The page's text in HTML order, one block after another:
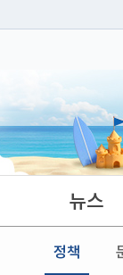
다면 아래 URL에서
뉴스
정책